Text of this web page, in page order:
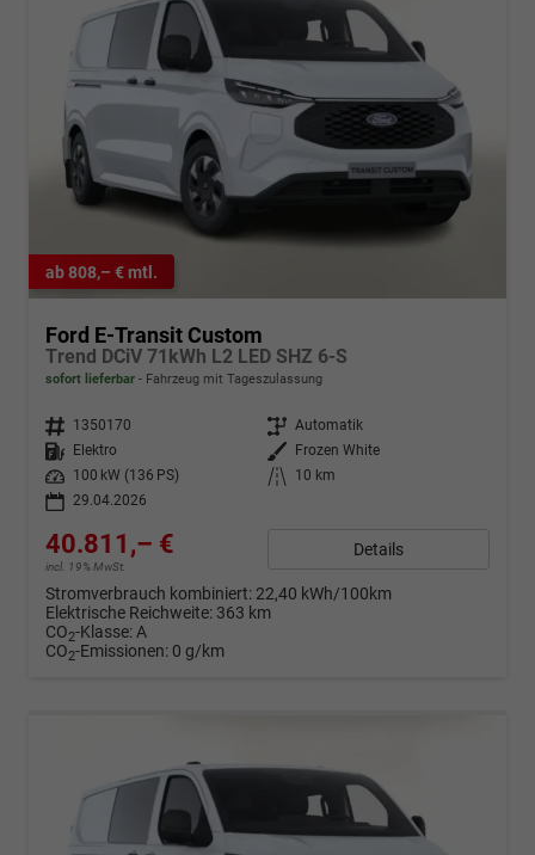
ab 808,– € mtl.
Ford E-Transit Custom
Trend DCiV 71kWh L2 LED SHZ 6-S
sofort lieferbar Fahrzeug mit Tageszulassung
Fahrzeugnr. 1350170 Getriebe Automatik
Kraftstoff
Elektro Außenfarbe
Frozen White
Leistung
100 kW (136 PS) Kilometerstand
10 km
29.04.2026
40.811,– €
incl. 19% MwSt.
Details
Stromverbrauch kombiniert: 22,40 kWh/100km
Elektrische Reichweite: 363 km
CO2-Klasse:A
CO2-Emissionen: 0 g/km